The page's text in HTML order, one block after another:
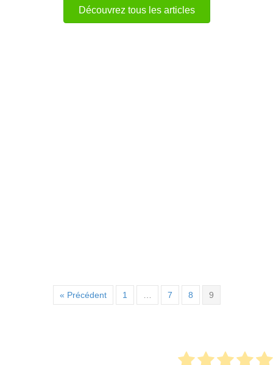
Découvrez tous les articles
« Précédent 1 7 8 9